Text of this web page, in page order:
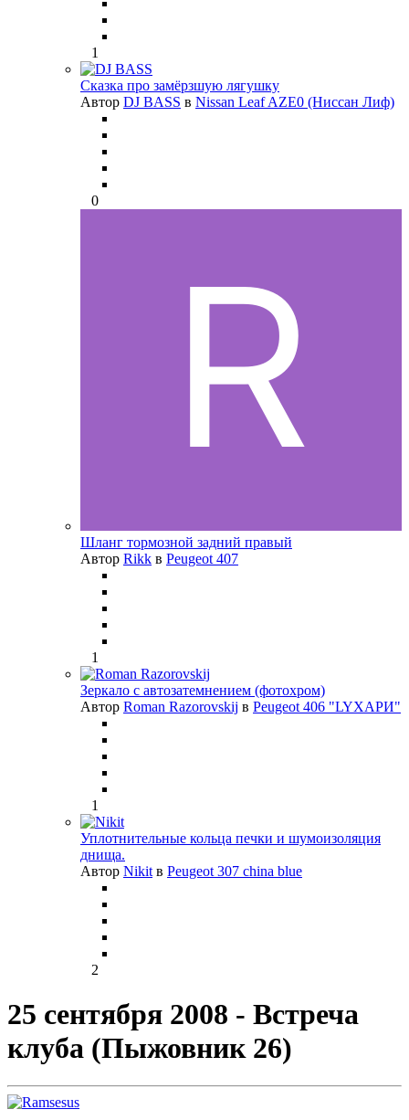
1
Сказка про замёрзшую лягушку
Автор DJ BASS в Nissan Leaf AZE0 (Ниссан Лиф)
0
Шланг тормозной задний правый
Автор Rikk в Peugeot 407
1
Зеркало с автозатемнением (фотохром)
Автор Roman Razorovskij в Peugeot 406 "LYХАРИ"
1
Уплотнительные кольца печки и шумоизоляция
днища.
Автор Nikit в Peugeot 307 china blue
2
25 сентября 2008 - Встреча
клуба (Пыжовник 26)